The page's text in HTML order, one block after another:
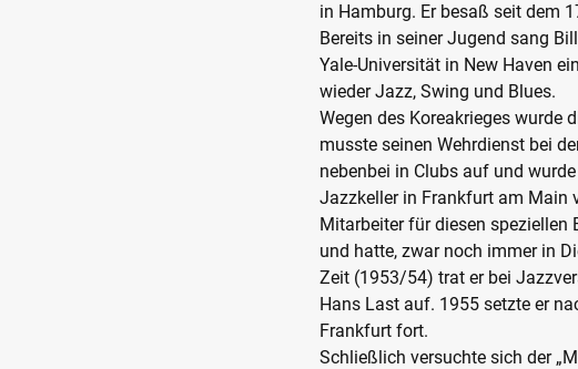
in Hamburg. Er besaß seit dem
Bereits in seiner Jugend sang
Yale-Universität in New Haven
wieder Jazz, Swing und Blues.
Wegen des Koreakrieges wurde
musste seinen Wehrdienst bei
nebenbei in Clubs auf und
Jazzkeller in Frankfurt am Main
Mitarbeiter für diesen speziellen
und hatte, zwar noch immer in
Zeit (1953/54) trat er bei
Hans Last auf. 1955 setzte er
Frankfurt fort.
Schließlich versuchte sich der